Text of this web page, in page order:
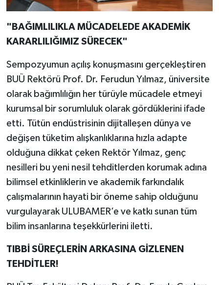
"BAĞIMLILIKLA MÜCADELEDE AKADEMİK
KARARLILIĞIMIZ SÜRECEK"
Sempozyumun açılış konuşmasını gerçekleştiren
BUÜ Rektörü Prof. Dr. Ferudun Yılmaz, üniversite
olarak bağımlılığın her türüyle mücadele etmeyi
kurumsal bir sorumluluk olarak gördüklerini ifade
etti. Tütün endüstrisinin dijitalleşen dünya ve
değişen tüketim alışkanlıklarına hızla adapte
olduğuna dikkat çeken Rektör Yılmaz, genç
nesilleri bu yeni nesil tehditlerden korumak adına
bilimsel etkinliklerin ve akademik farkındalık
çalışmalarının hayati bir öneme sahip olduğunu
vurgulayarak ULUBAMER’e ve katkı sunan tüm
bilim insanlarına teşekkürlerini iletti.
TIBBİ SÜREÇLERİN ARKASINA GİZLENEN
TEHDİTLER!